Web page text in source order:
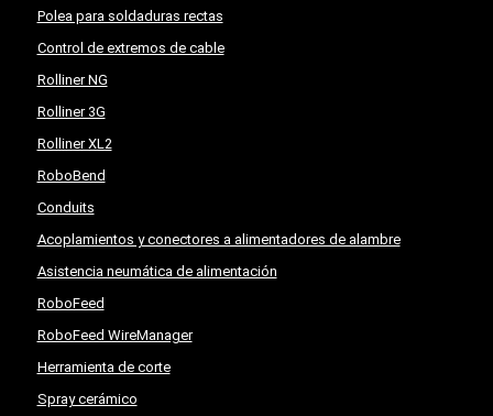
Polea para soldaduras rectas
Control de extremos de cable
Rolliner NG
Rolliner 3G
Rolliner XL2
RoboBend
Conduits
Acoplamientos y conectores a alimentadores de alambre
Asistencia neumática de alimentación
RoboFeed
RoboFeed WireManager
Herramienta de corte
Spray cerámico